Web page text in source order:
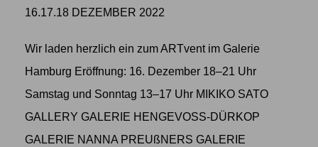
16.17.18 DEZEMBER 2022
Wir laden herzlich ein zum ARTvent im Galerie
Hamburg Eröffnung: 16. Dezember 18–21 Uhr
Samstag und Sonntag 13–17 Uhr MIKIKO SATO
GALLERY GALERIE HENGEVOSS-DÜRKOP
GALERIE NANNA PREUßNERS GALERIE